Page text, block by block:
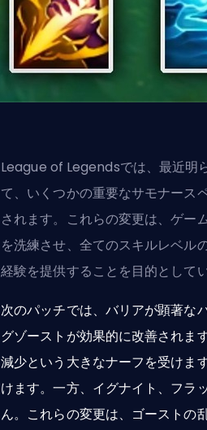
League of Legendsでは、最近明
て、いくつかの重要なサモナース
されます。これらの変更は、ゲー
を洗練させ、全てのスキルレベル
経験を提供することを目的としてい
次のパッチでは、バリアが顕著な
グゾーストが効果的に改善されま
減少という大きなナーフを受けま
けます。一方、イグナイト、フラ
ん。これらの変更は、ゴーストの